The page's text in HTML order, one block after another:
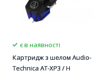
є в наявності
Картридж з шелом Audio-
Technica AT-XP3 / H